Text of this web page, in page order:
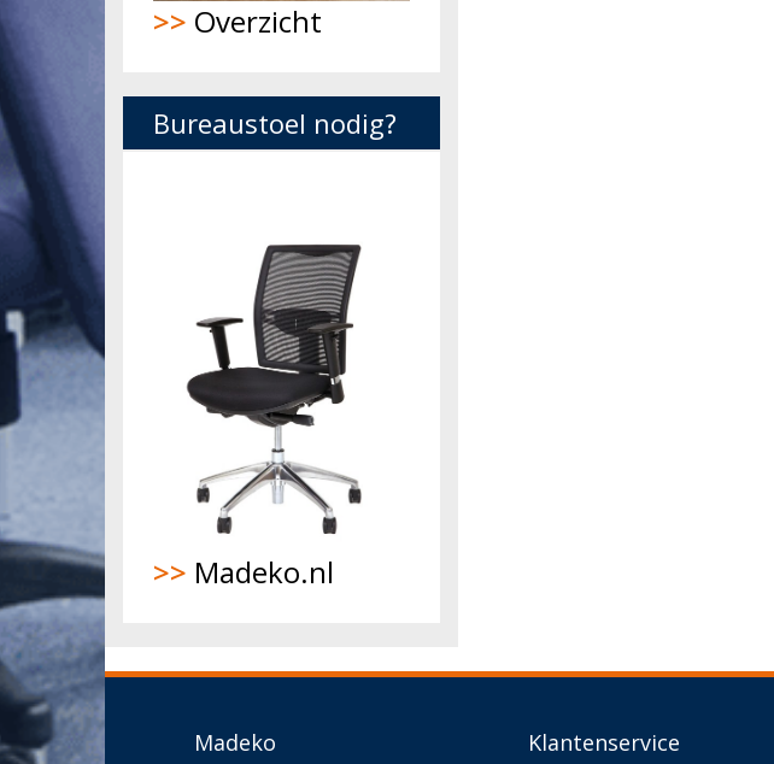
>> Overzicht
Bureaustoel nodig?
>> Madeko.nl
Madeko Klantenservice